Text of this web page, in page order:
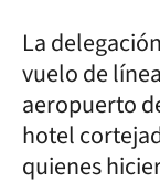
La
vuelo de
aeropuerto
hotel
quienes